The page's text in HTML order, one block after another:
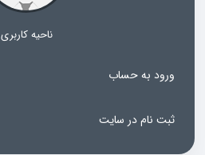
ناحیه کاربری
ورود به حساب
ثبت نام در سایت